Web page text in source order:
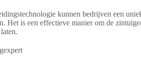
kunnen bedrijven een
Het is een effectieve manier om de